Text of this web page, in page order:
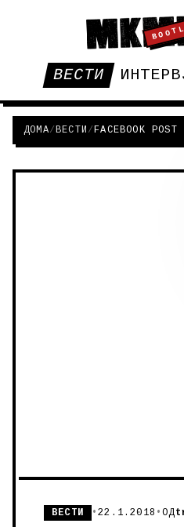
ВЕСТИ
ДОМА/ВЕСТИ /FACEBOOK
ВЕСТИ •22.1.2018 •ОД